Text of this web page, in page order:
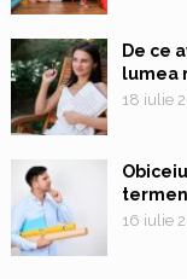
De ce
lumea
18 iulie
16 iulie